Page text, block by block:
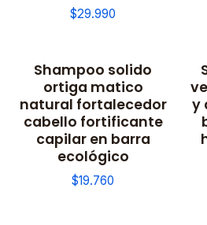
$29.990
Shampoo solido
ortiga matico
natural fortalecedor
cabello fortificante
capilar en barra
ecológico
$19.760
y